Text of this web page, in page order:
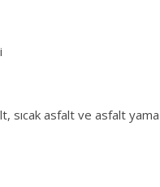
sıcak asfalt ve asfalt yama